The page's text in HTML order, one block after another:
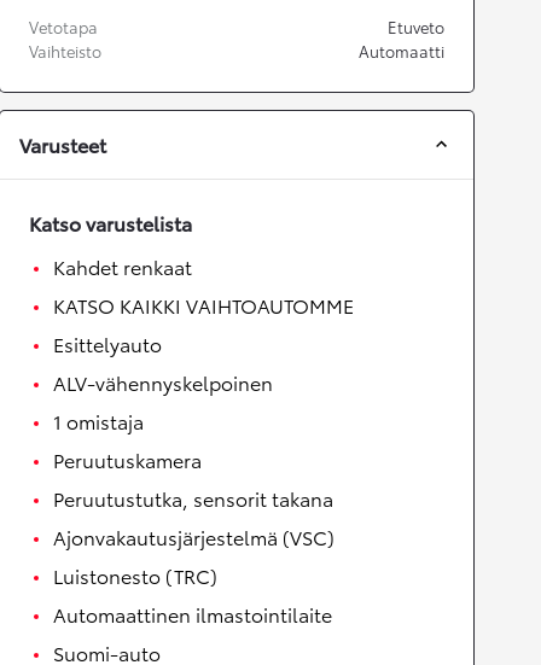
Vetotapa
Etuveto
Vaihteisto
Automaatti
Varusteet
Katso varustelista
Kahdet renkaat
KATSO KAIKKI VAIHTOAUTOMME
Esittelyauto
ALV-vähennyskelpoinen
1 omistaja
Peruutuskamera
Peruutustutka, sensorit takana
Ajonvakautusjärjestelmä (VSC)
Luistonesto (TRC)
Automaattinen ilmastointilaite
Suomi-auto